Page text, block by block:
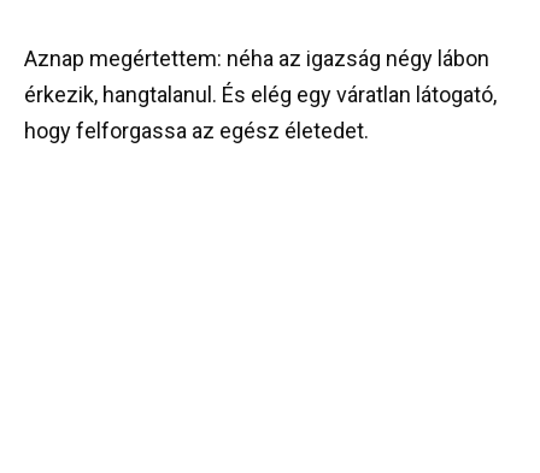
Aznap megértettem: néha az igazság négy lábon
érkezik, hangtalanul. És elég egy váratlan látogató,
hogy felforgassa az egész életedet.